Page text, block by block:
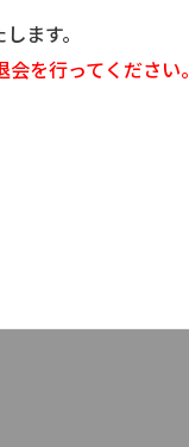
ます。
を行ってください。